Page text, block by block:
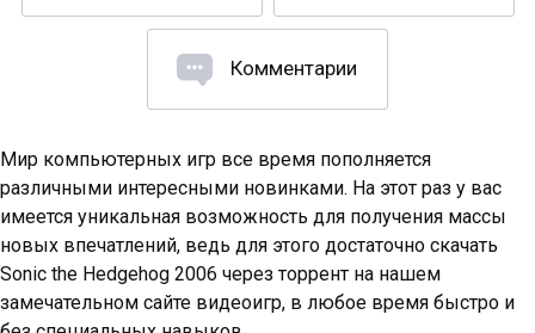
Комментарии
Мир компьютерных игр все время пополняется
различными интересными новинками. На этот раз у вас
имеется уникальная возможность для получения массы
новых впечатлений, ведь для этого достаточно скачать
Sonic the Hedgehog 2006 через торрент на нашем
замечательном сайте видеоигр, в любое время быстро и